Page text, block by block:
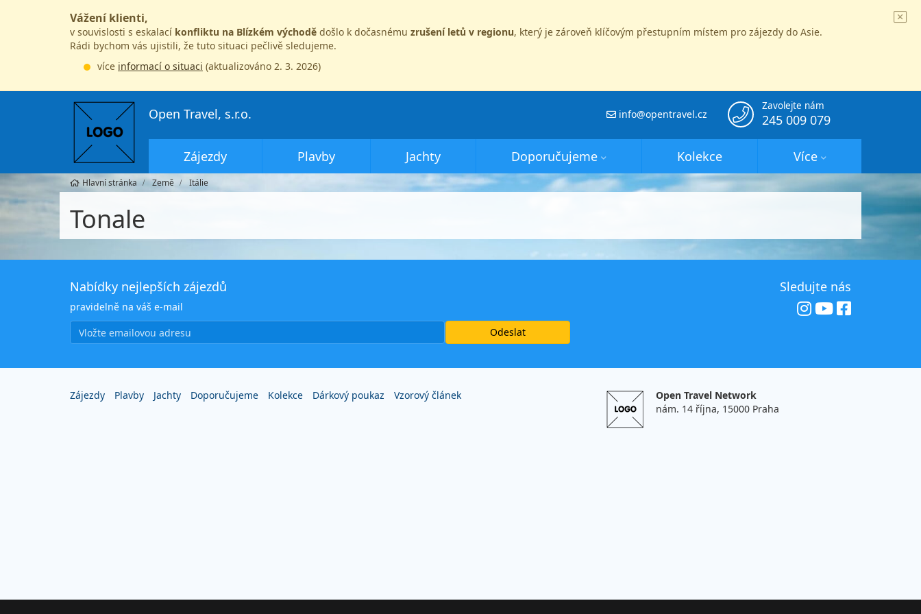
Vážení klienti,
v souvislosti s eskalací konfliktu na Blízkém východě došlo k dočasnému zrušení letů v regionu, který je zároveň klíčovým přestupním místem pro zájezdy do Asie.
Rádi bychom vás ujistili, že tuto situaci pečlivě sledujeme.
více informací o situaci (aktualizováno 2. 3. 2026)
Zavolejte nám
245 009 079
info@opentravel.cz
Open Travel, s.r.o.
Zájezdy Plavby Jachty Doporučujeme Kolekce Více
Hlavní stránka Země Itálie
Tonale
Nabídky nejlepších zájezdů
pravidelně na váš e-mail
Sledujte nás
Zájezdy Plavby Jachty Doporučujeme Kolekce Dárkový poukaz Vzorový článek
Open Travel Network
nám. 14 října, 15000 Praha